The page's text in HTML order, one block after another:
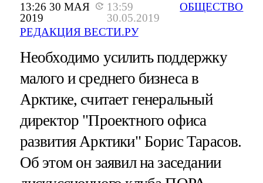
13:26 30 МАЯ
2019
13:59
30.05.2019
РЕДАКЦИЯ ВЕСТИ.РУ
ОБЩЕСТВО
Необходимо усилить поддержку
малого и среднего бизнеса в
Арктике, считает генеральный
директор "Проектного офиса
развития Арктики" Борис Тарасов.
Об этом он заявил на заседании